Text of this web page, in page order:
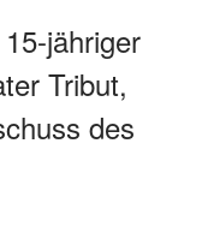
jähriger
Tribut,
des